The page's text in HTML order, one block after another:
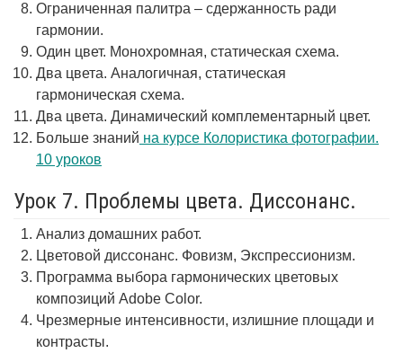
Ограниченная палитра – сдержанность ради
гармонии.
Один цвет. Монохромная, статическая схема.
Два цвета. Аналогичная, статическая
гармоническая схема.
Два цвета. Динамический комплементарный цвет.
Больше знаний на курсе Колористика фотографии.
10 уроков
Урок 7. Проблемы цвета. Диссонанс.
Анализ домашних работ.
Цветовой диссонанс. Фовизм, Экспрессионизм.
Программа выбора гармонических цветовых
композиций Adobe Color.
Чрезмерные интенсивности, излишние площади и
контрасты.